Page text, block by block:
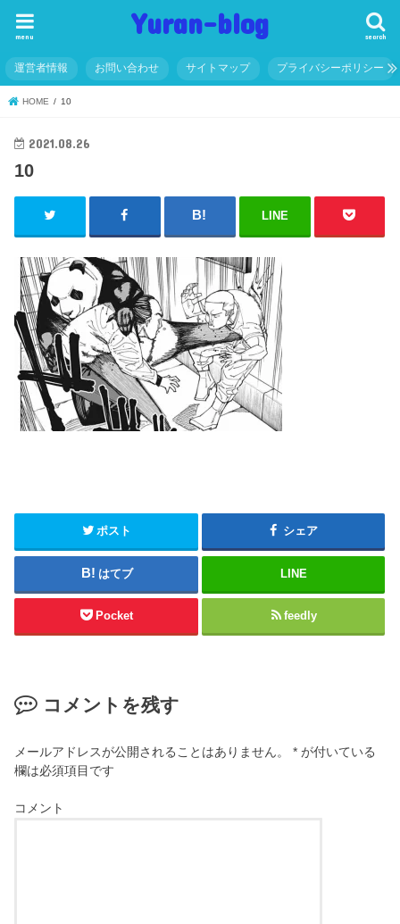
Yuran-blog search
menu
運営者情報 お問い合わせ サイトマップ プライバシーポリシー
HOME 10
2021.08.26
10
LINE
ポスト シェア
はてブ LINE
Pocket feedly
コメントを残す
メールアドレスが公開されることはありません。 * が付いている
欄は必須項目です
コメント